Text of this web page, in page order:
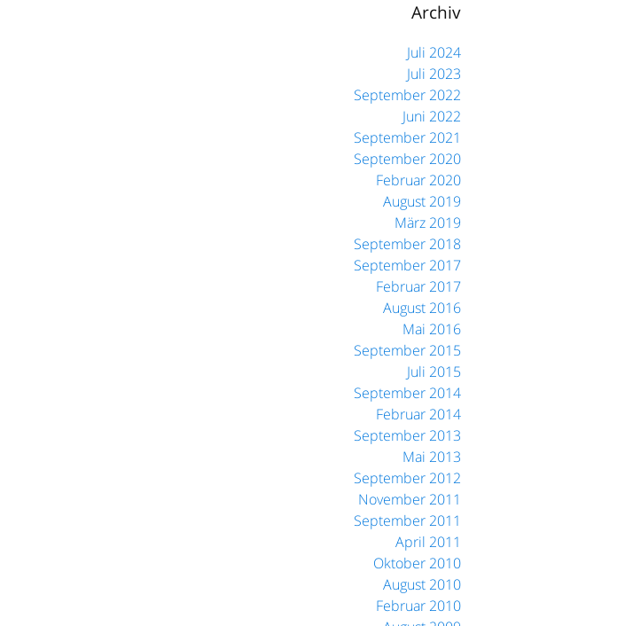
Archiv
Juli 2024
Juli 2023
September 2022
Juni 2022
September 2021
September 2020
Februar 2020
August 2019
März 2019
September 2018
September 2017
Februar 2017
August 2016
Mai 2016
September 2015
Juli 2015
September 2014
Februar 2014
September 2013
Mai 2013
September 2012
November 2011
September 2011
April 2011
Oktober 2010
August 2010
Februar 2010